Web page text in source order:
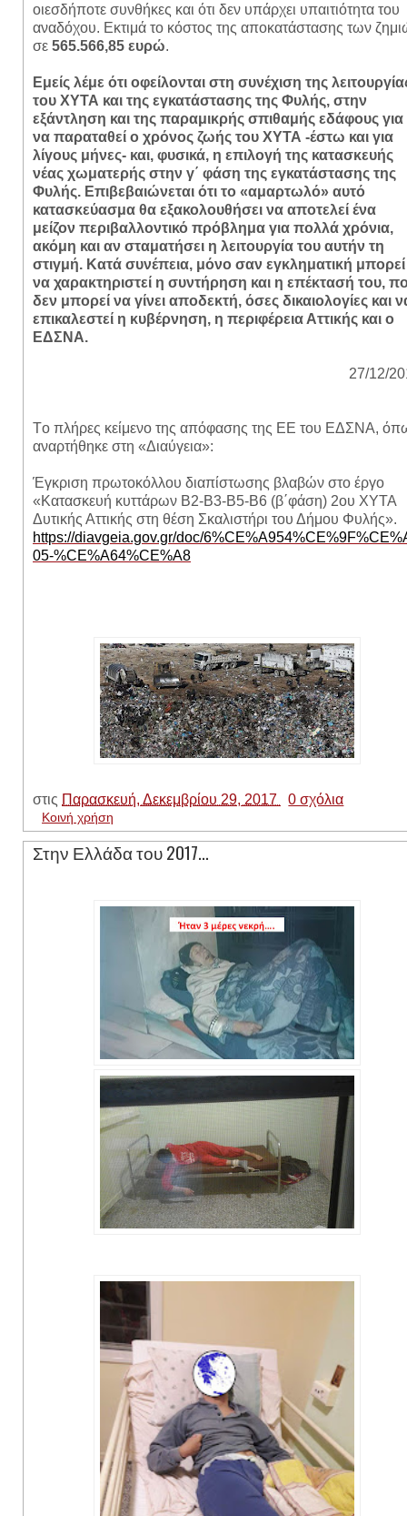
οιεσδήποτε συνθήκες και ότι δεν υπάρχει υπαιτιότητα του
αναδόχου. Εκτιμά το κόστος της αποκατάστασης των
σε 565.566,85 ευρώ.
Εμείς λέμε ότι οφείλονται στη συνέχιση της
του ΧΥΤΑ και της εγκατάστασης της Φυλής, στην
εξάντληση και της παραμικρής σπιθαμής εδάφους για
να παραταθεί ο χρόνος ζωής του ΧΥΤΑ -έστω και για
λίγους μήνες- και, φυσικά, η επιλογή της κατασκευής
νέας χωματερής στην γ΄ φάση της εγκατάστασης της
Φυλής. Επιβεβαιώνεται ότι το «αμαρτωλό» αυτό
κατασκεύασμα θα εξακολουθήσει να αποτελεί ένα
μείζον περιβαλλοντικό πρόβλημα για πολλά χρόνια,
ακόμη και αν σταματήσει η λειτουργία του αυτήν τη
στιγμή. Κατά συνέπεια, μόνο σαν εγκληματική μπορεί
να χαρακτηριστεί η συντήρηση και η επέκτασή του,
δεν μπορεί να γίνει αποδεκτή, όσες δικαιολογίες και
επικαλεστεί η κυβέρνηση, η περιφέρεια Αττικής και ο
ΕΔΣΝΑ.
27/12/
Tο πλήρες κείμενο της απόφασης της ΕΕ του ΕΔΣΝΑ,
αναρτήθηκε στη «Διαύγεια»:
Έγκριση πρωτοκόλλου διαπίστωσης βλαβών στο έργο
«Κατασκευή κυττάρων Β2-Β3-Β5-Β6 (β΄φάση) 2ου ΧΥΤΑ
Δυτικής Αττικής στη θέση Σκαλιστήρι του Δήμου Φυλής».
https://diavgeia.gov.gr/doc/
05-%CE%A64%CE%A8
στις Παρασκευή, Δεκεμβρίου 29, 2017 0 σχόλια
Κοινή χρήση
Στην Ελλάδα του 2017...